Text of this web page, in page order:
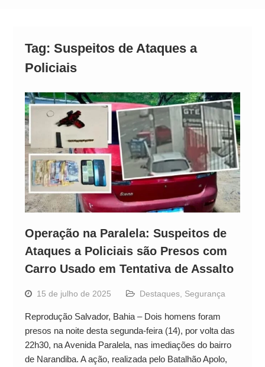
Tag: Suspeitos de Ataques a
Policiais
Operação na Paralela: Suspeitos de
Ataques a Policiais são Presos com
Carro Usado em Tentativa de Assalto
15 de julho de 2025 Destaques, Segurança
Reprodução Salvador, Bahia – Dois homens foram
presos na noite desta segunda-feira (14), por volta das
22h30, na Avenida Paralela, nas imediações do bairro
de Narandiba. A ação, realizada pelo Batalhão Apolo,